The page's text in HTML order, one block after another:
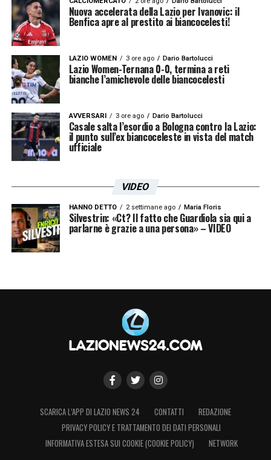
professionalità dimostrata all’ombra della
Lanterna. Il profilo del portiere rossoblù
risponde perfettamente all’identikit tracciato
dalla dirigenza: un calciatore pronto all’uso,
che conosca bene il calcio italiano e che non
necessiti di lunghi periodi di adattamento.
LEGGI ANCHE:Mandas Bournemouth, si
tratta con il club inglese per il portiere. Gli
LA PLAYLIST DELLE NOSTRE TOP NEWS
Nuova accelerata della Lazio per Ivanovic: il
Benfica apre al prestito ai biancocelesti!
LAZIO WOMEN 3 ore ago Dario Bartolucci
Lazio Women-Ternana 0-0, termina a reti
bianche l’amichevole delle biancocelesti
AVVERSARI 3 ore ago Dario Bartolucci
Casale salta l’esordio a Bologna contro la Lazio:
il punto sull’ex biancoceleste in vista del match
ufficiale
VIDEO
HANNO DETTO 2 settimane ago Maria Floris
Silvestrin: «Ct? Il fatto che Guardiola sia qui a
parlarne è grazie a una persona» – VIDEO
SCARICA L’APP DI LAZIO NEWS 24 CONTATTI
REDAZIONE
PRIVACY POLICY E TRATTAMENTO DEI DATI PERSONALI
INFORMATIVA ESTESA SUI COOKIE (COOKIE POLICY)
NETWORK